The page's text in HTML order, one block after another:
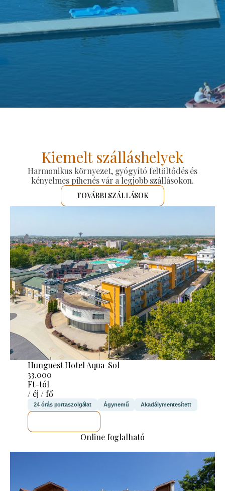
Kiemelt szálláshelyek
Harmonikus környezet, gyógyító feltöltődés és
kényelmes pihenés vár a legjobb szállásokon.
TOVÁBBI SZÁLLÁSOK
Hunguest Hotel Aqua-Sol
33.000
Ft-tól
/ éj / fő
24 órás portaszolgálat Ágynemű Akadálymentesített
Online foglalható